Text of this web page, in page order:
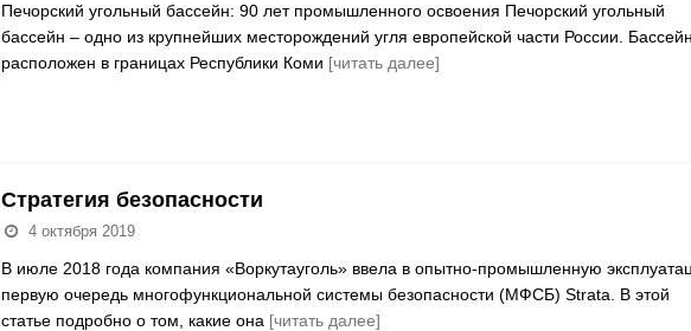
Печорский угольный бассейн: 90 лет промышленного освоения Печорский угольный
бассейн – одно из крупнейших месторождений угля европейской части России.
расположен в границах Республики Коми [читать далее]
Стратегия безопасности
4 октября 2019
В июле 2018 года компания «Воркутауголь» ввела в опытно-промышленную
первую очередь многофункциональной системы безопасности (МФСБ) Strata. В этой
статье подробно о том, какие она [читать далее]